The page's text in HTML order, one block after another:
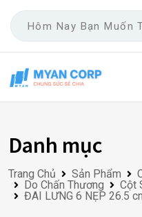
Skip
content
Danh mục
Trang Chủ Sản Phẩm
Do Chấn Thương
Cột
ĐAI LƯNG 6 NẸP 26.5